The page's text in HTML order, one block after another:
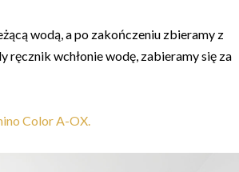
wodą, a po zakończeniu zbieramy z
ręcznik wchłonie wodę, zabieramy się za
Color A-OX.